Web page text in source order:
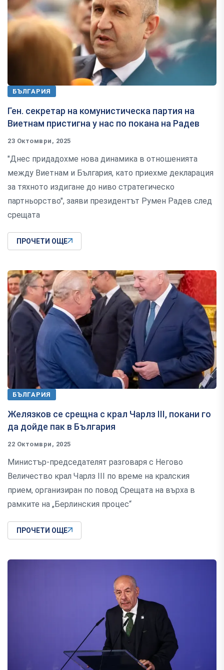
БЪЛГАРИЯ
Ген. секретар на комунистическа партия на
Виетнам пристигна у нас по покана на Радев
23 Октомври, 2025
"Днес придадохме нова динамика в отношенията
между Виетнам и България, като приехме декларация
за тяхното издигане до ниво стратегическо
партньорство", заяви президентът Румен Радев след
срещата
ПРОЧЕТИ ОЩЕ
БЪЛГАРИЯ
Желязков се срещна с крал Чарлз III, покани го
да дойде пак в България
22 Октомври, 2025
Министър-председателят разговаря с Негово
Величество крал Чарлз III по време на кралския
прием, организиран по повод Срещата на върха в
рамките на „Берлинския процес“
ПРОЧЕТИ ОЩЕ